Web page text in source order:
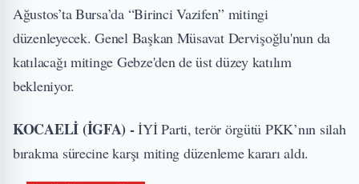
Ağustos’ta Bursa’da “Birinci Vazifen” mitingi
düzenleyecek. Genel Başkan Müsavat Dervişoğlu'nun da
katılacağı mitinge Gebze'den de üst düzey katılım
bekleniyor.
KOCAELİ (İGFA) -İYİ Parti, terör örgütü PKK’nın silah
bırakma sürecine karşı miting düzenleme kararı aldı.